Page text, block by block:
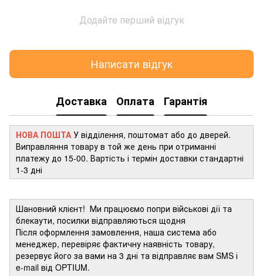
Додайте перший відгук
Написати відгук
Доставка Оплата Гарантія
НОВА ПОШТА У відділення, поштомат або до дверей.
Виправляння товару в той же день при отриманні
платежу до 15-00. Вартість і термін доставки стандартні
1-3 дні
Шановний клієнт! Ми працюємо попри військові дії та
блекаути, посилки відправляються щодня
Після оформлення замовлення, наша система або
менеджер, перевіряє фактичну наявність товару,
резервує його за вами на 3 дні та відправляє вам SMS і
e-mail від OPTIUM.